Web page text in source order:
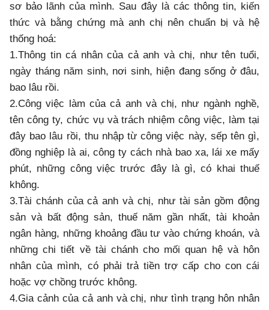
sơ bảo lãnh của mình. Sau đây là các thông tin, kiến
thức và bằng chứng mà anh chị nên chuẩn bị và hệ
thống hoá:
1.Thông tin cá nhân của cả anh và chị, như tên tuổi,
ngày tháng năm sinh, nơi sinh, hiện đang sống ở đâu,
bao lâu rồi.
2.Công việc làm của cả anh và chị, như ngành nghề,
tên công ty, chức vụ và trách nhiệm công việc, làm tại
đây bao lâu rồi, thu nhập từ công việc này, sếp tên gì,
đồng nghiệp là ai, công ty cách nhà bao xa, lái xe mấy
phút, những công việc trước đây là gì, có khai thuế
không.
3.Tài chánh của cả anh và chị, như tài sản gồm động
sản và bất động sản, thuế năm gần nhất, tài khoản
ngân hàng, những khoảng đầu tư vào chứng khoán, và
những chi tiết về tài chánh cho mối quan hệ và hôn
nhân của mình, có phải trả tiền trợ cấp cho con cái
hoặc vợ chồng trước không.
4.Gia cảnh của cả anh và chị, như tình trạng hôn nhân